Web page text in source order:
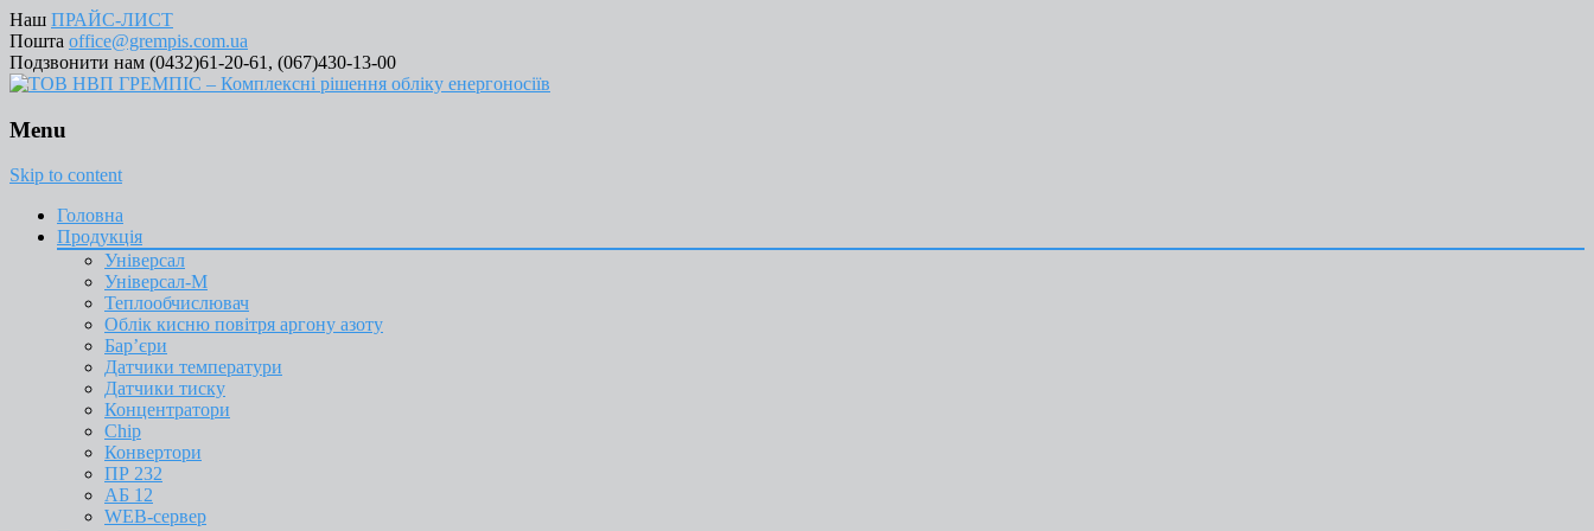
Наш ПРАЙС-ЛИСТ
Пошта office@grempis.com.ua
Подзвонити нам (0432)61-20-61, (067)430-13-00
Menu
Skip to content
Головна
Продукція
Універсал
Універсал-М
Теплообчислювач
Облік кисню повітря аргону азоту
Бар’єри
Датчики температури
Датчики тиску
Концентратори
Chip
Конвертори
ПР 232
АБ 12
WEB-сервер